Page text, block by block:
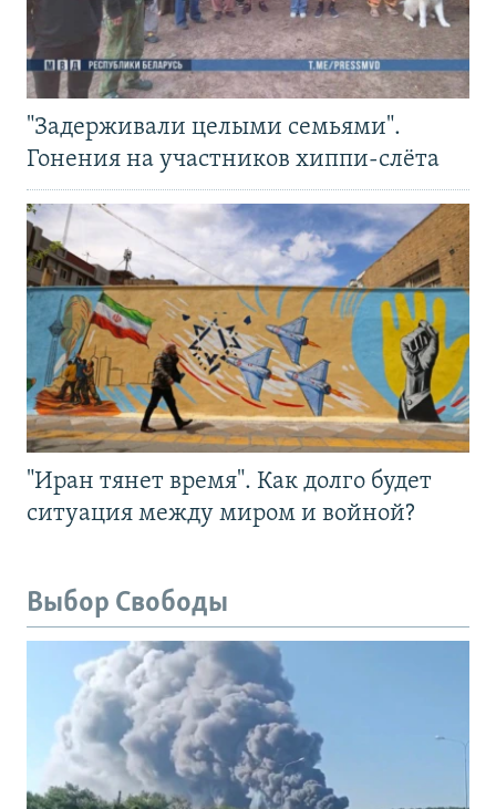
"Задерживали целыми семьями".
Гонения на участников хиппи-слёта
"Иран тянет время". Как долго будет
ситуация между миром и войной?
Выбор Свободы